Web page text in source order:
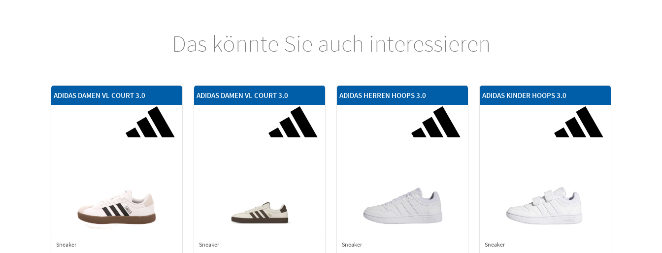
Das könnte Sie auch interessieren
ADIDAS DAMEN VL COURT 3.0
Sneaker
ADIDAS DAMEN VL COURT 3.0
Sneaker
ADIDAS HERREN HOOPS 3.0
Sneaker
ADIDAS KINDER HOOPS 3.0
Sneaker